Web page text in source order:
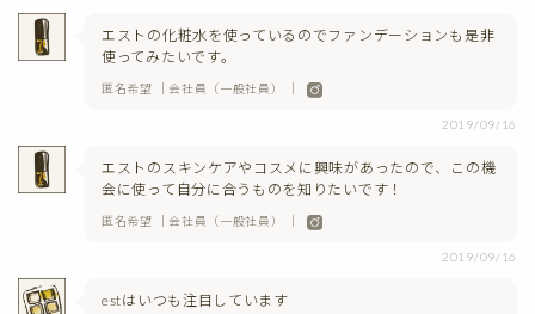
エストの化粧水を使っているのでファンデーションも是非
使ってみたいです。
匿名希望 ｜会社員（一般社員） ｜
2019/09/16
エストのスキンケアやコスメに興味があったので、この機
会に使って自分に合うものを知りたいです！
匿名希望 ｜会社員（一般社員） ｜
2019/09/16
estはいつも注目しています